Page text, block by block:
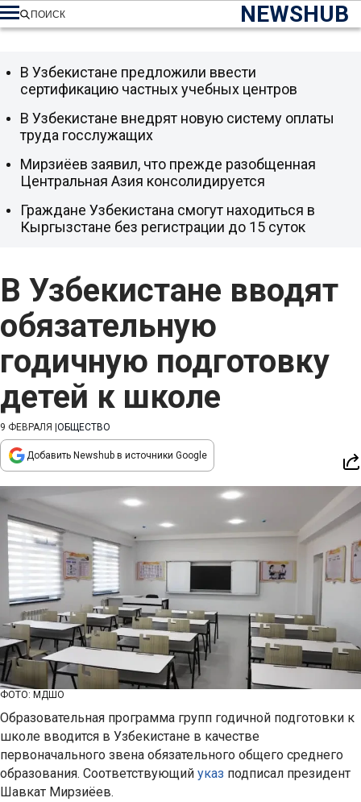
NEWSHUB
ПОИСК
В Узбекистане вводят
обязательную
годичную подготовку
детей к школе
9 ФЕВРАЛЯ ОБЩЕСТВО
Добавить Newshub в источники Google
ФОТО: МДШО
Образовательная программа групп годичной подготовки к
школе вводится в Узбекистане в качестве
первоначального звена обязательного общего среднего
образования. Соответствующий указ подписал президент
Шавкат Мирзиёев.
В Узбекистане предложили ввести
сертификацию частных учебных центров
В Узбекистане внедрят новую систему оплаты
труда госслужащих
Мирзиёев заявил, что прежде разобщенная
Центральная Азия консолидируется
Граждане Узбекистана смогут находиться в
Кыргызстане без регистрации до 15 суток